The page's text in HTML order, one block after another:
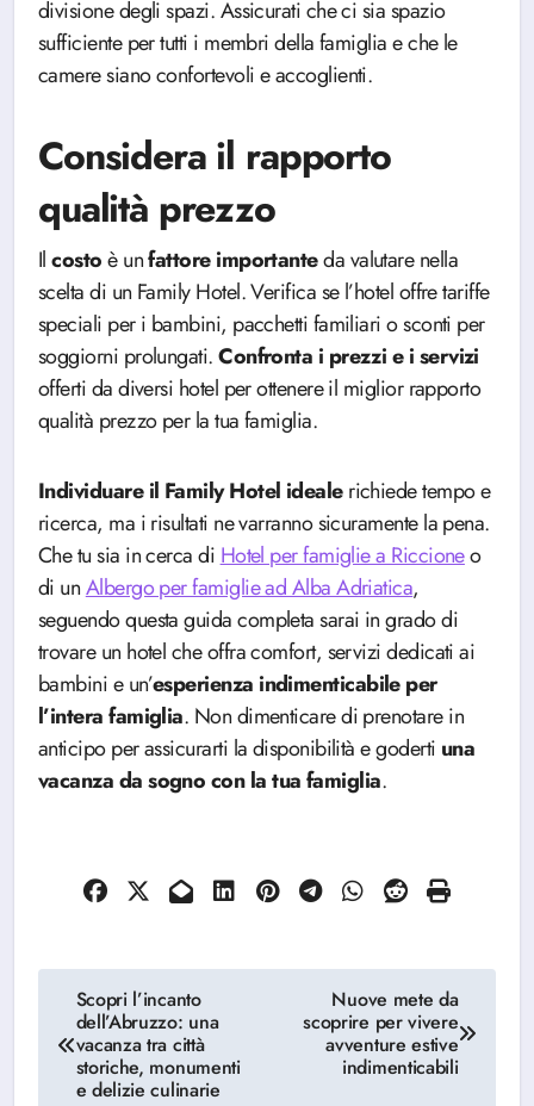
divisione degli spazi. Assicurati che ci sia spazio
sufficiente per tutti i membri della famiglia e che le
camere siano confortevoli e accoglienti.
Considera il rapporto
qualità prezzo
Ilcostoè unfattore importanteda valutare nella
scelta di un Family Hotel. Verifica se l’hotel offre tariffe
speciali per i bambini, pacchetti familiari o sconti per
soggiorni prolungati.Confronta i prezzi e i servizi
offerti da diversi hotel per ottenere il miglior rapporto
qualità prezzo per la tua famiglia.
Individuare il Family Hotel idealerichiede tempo e
ricerca, ma i risultati ne varranno sicuramente la pena.
Che tu sia in cerca diHotel per famiglie a Riccioneo
di unAlbergo per famiglie ad Alba Adriatica,
seguendo questa guida completa sarai in grado di
trovare un hotel che offra comfort, servizi dedicati ai
bambini e un’esperienza indimenticabile per
l’intera famiglia. Non dimenticare di prenotare in
anticipo per assicurarti la disponibilità e goderti una
vacanza da sogno con la tua famiglia.
Navigazione
articoli
Scopri l’incanto
dell’Abruzzo: una
vacanza tra città
storiche, monumenti
e delizie culinarie
Nuove mete da
scoprire per vivere
avventure estive
indimenticabili